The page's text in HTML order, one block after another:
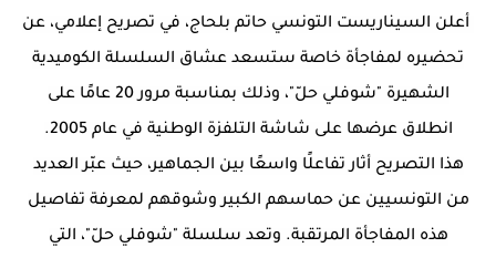
أعلن السيناريست التونسي حاتم بلحاج، في تصريح إعلامي، عن
تحضيره لمفاجأة خاصة ستسعد عشاق السلسلة الكوميدية
الشهيرة "شوفلي حلّ"، وذلك بمناسبة مرور 20 عامًا على
انطلاق عرضها على شاشة التلفزة الوطنية في عام 2005.
هذا التصريح أثار تفاعلًا واسعًا بين الجماهير، حيث عبّر العديد
من التونسيين عن حماسهم الكبير وشوقهم لمعرفة تفاصيل
هذه المفاجأة المرتقبة. وتعد سلسلة "شوفلي حلّ"، التي